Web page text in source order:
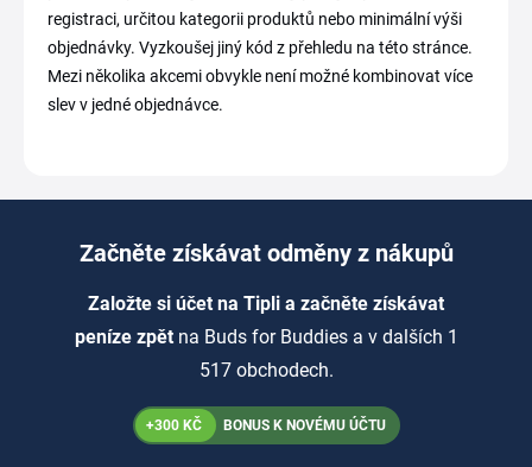
registraci, určitou kategorii produktů nebo minimální výši
objednávky. Vyzkoušej jiný kód z přehledu na této stránce.
Mezi několika akcemi obvykle není možné kombinovat více
slev v jedné objednávce.
Začněte získávat odměny z nákupů
Založte si účet na Tipli a začněte získávat
peníze zpět na Buds for Buddies a v dalších 1
517 obchodech.
+300 KČ BONUS K NOVÉMU ÚČTU